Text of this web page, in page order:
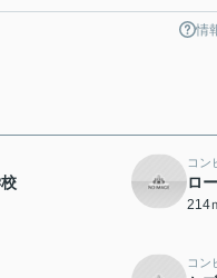
情
コン
ロ
214
コン